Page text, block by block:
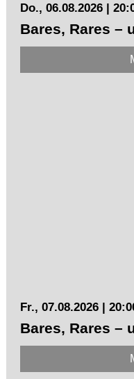
Do., 06.08.2026 |
Bares, Rares –
Fr., 07.08.2026 |
Bares, Rares –